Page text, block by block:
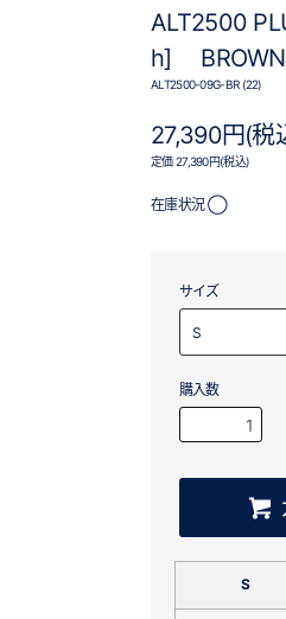
ALT2500
h] BROWN
ALT2500-09G-BR (22)
27,390円(税
定価 27,390円(税込)
在庫状況 ◯
サイズ
購入数
S